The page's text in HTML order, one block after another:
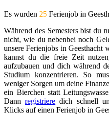
Es wurden 25 Ferienjob in
Während des Semesters bist du
nicht, wie du nebenbei noch
unsere Ferienjobs in Geesthacht
kannst du die freie Zeit
aufzubauen und dich während
Studium konzentrieren. So
weniger Sorgen um deine
ein Bierchen statt
Dannregistriere dich schnell
Klicks auf einen Ferienjob in